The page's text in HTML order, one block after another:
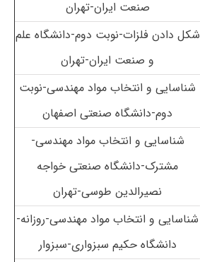
صنعت ایران-تهران
شکل دادن فلزات-نوبت دوم-دانشگاه علم
و صنعت ایران-تهران
شناسایی و انتخاب مواد مهندسی-نوبت
دوم-دانشگاه صنعتی اصفهان
شناسایی و انتخاب مواد مهندسی-
مشترک-دانشگاه صنعتی خواجه
نصیرالدین طوسی-تهران
شناسایی و انتخاب مواد مهندسی-روزانه-
دانشگاه حکیم سبزواری-سبزوار